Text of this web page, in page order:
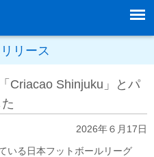
リース
Criacao Shinjuku」とパ
2026年６月17日
いる日本フットボールリーグ